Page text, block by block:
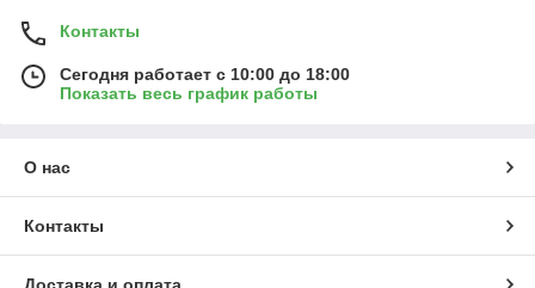
Контакты
Сегодня работает с 10:00 до 18:00
Показать весь график работы
О нас
Контакты